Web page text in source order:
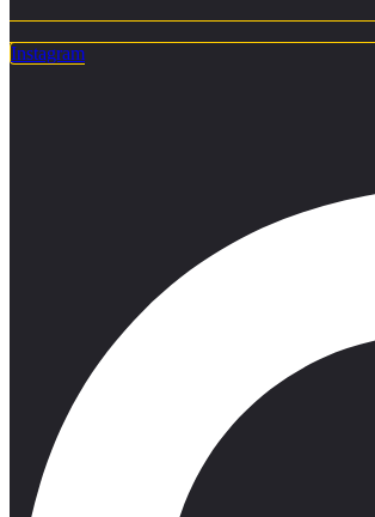
Instagram